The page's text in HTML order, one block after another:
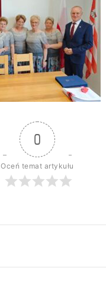
0
Oceń temat artykułu